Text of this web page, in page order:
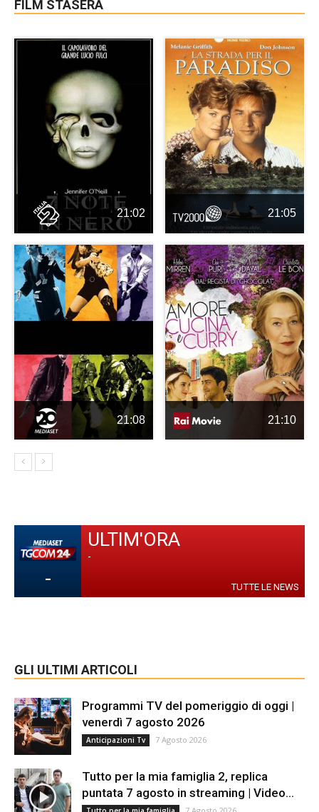
FILM STASERA
21:02 21:05
21:08 21:10
-
ULTIM'ORA
-
TUTTE LE NEWS
GLI ULTIMI ARTICOLI
Programmi TV del pomeriggio di oggi |
venerdì 7 agosto 2026
Anticipazioni Tv 7 Agosto 2026
Tutto per la mia famiglia 2, replica
puntata 7 agosto in streaming | Video...